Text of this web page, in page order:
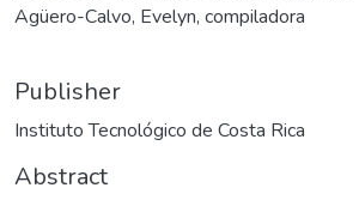
Agüero-Calvo, Evelyn, compiladora
Publisher
Instituto Tecnológico de Costa Rica
Abstract